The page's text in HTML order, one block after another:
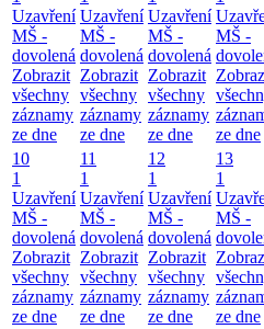
Uzavření
MŠ -
dovolená
Zobrazit
všechny
záznamy
ze dne
Uzavření
MŠ -
dovolená
Zobrazit
všechny
záznamy
ze dne
Uzavření
MŠ -
dovolená
Zobrazit
všechny
záznamy
ze dne
MŠ -
ze dne
10
1
Uzavření
MŠ -
dovolená
Zobrazit
všechny
záznamy
ze dne
11
1
Uzavření
MŠ -
dovolená
Zobrazit
všechny
záznamy
ze dne
12
1
Uzavření
MŠ -
dovolená
Zobrazit
všechny
záznamy
ze dne
13
1
MŠ -
ze dne